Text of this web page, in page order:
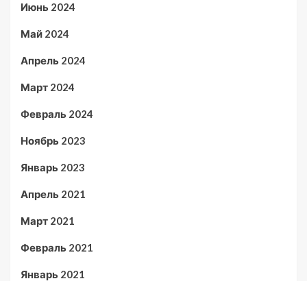
Июнь 2024
Май 2024
Апрель 2024
Март 2024
Февраль 2024
Ноябрь 2023
Январь 2023
Апрель 2021
Март 2021
Февраль 2021
Январь 2021